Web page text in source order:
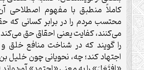
کاملاً منطبق با مفهوم اصطلاحی آن
محتسب مردم را در برابر کسانی که
می‌کنند، کفایت یعنی احقاق حق
را گویند که در شناخت منافع خلق
اجتهاد کند؛ چه، نحویانی چون خلیل